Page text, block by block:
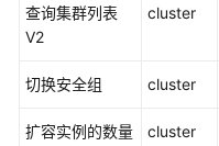
置
控
理
查询集群列表
V2
cluster
切换安全组 cluster
扩容实例的数量 cluster